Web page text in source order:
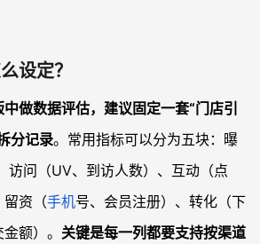
设定？
做数据评估，建议固定一套“门店引
分记录。常用指标可以分为五块：曝
访问（UV、到访人数）、互动（点
留资（手机号、会员注册）、转化（下
额）。 关键是每一列都要支持按渠道